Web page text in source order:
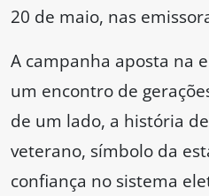
20 de maio, nas
A campanha aposta na
um encontro de
de um lado, a história
veterano, símbolo da
confiança no sistema